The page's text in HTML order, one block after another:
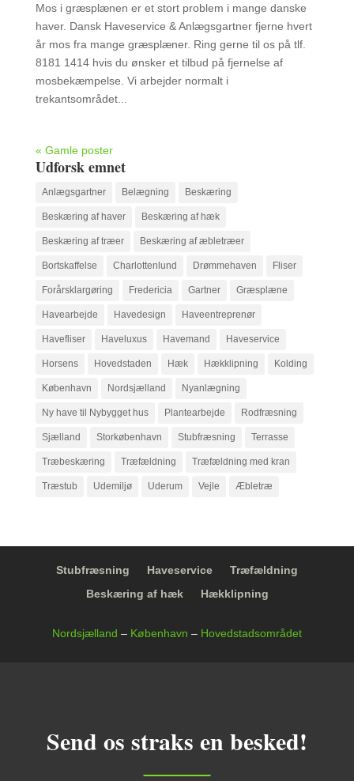
Mos i græsplænen er et stort problem i mange danske
haver. Dansk Haveservice & Anlægsgartner fjerne hvert
år mos fra mange græsplæner. Ring gerne til os på tlf.
8181 1414 hvis du ønsker et tilbud på fjernelse af
mosbekæmpelse. Vi arbejder normalt i
trekantsområdet...
« Gamle poster
Udforsk emnet
Anlægsgartner Belægning Beskæring
Beskæring af haver Beskæring af hæk
Beskæring af træer Beskæring af æbletræer
Bortskaffelse Charlottenlund Drømmehaven Fliser
Forårsklargøring Fredericia Gartner Græsplæne
Havearbejde Havedesign Haveentreprenør
Havefliser Haveluxus Havemand Haveservice
Horsens Hovedstaden Hæk Hækklipning Kolding
København Nordsjælland Nyanlægning
Ny have til Nybygget hus Plantearbejde Rodfræsning
Sjælland Storkøbenhavn Stubfræsning Terrasse
Træbeskæring Træfældning Træfældning med kran
Træstub Udemiljø Uderum Vejle Æbletræ
Stubfræsning Haveservice
Træfældning
Beskæring af hæk
Hækklipning
Nordsjælland – København – Hovedstadsområdet
Send os straks en besked!